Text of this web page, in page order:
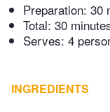
Preparation: 30
Total: 30
Serves: 4
INGREDIENTS